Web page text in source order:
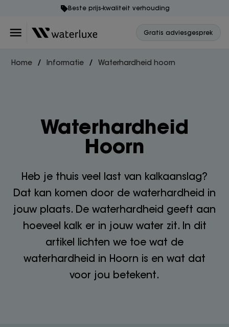
Beste prijs-kwaliteit verhouding
Gratis adviesgesprek
Home Informatie Waterhardheid hoorn
Waterhardheid
Hoorn
Heb je thuis veel last van kalkaanslag?
Dat kan komen door de waterhardheid in
jouw plaats. De waterhardheid geeft aan
hoeveel kalk er in jouw water zit. In dit
artikel lichten we toe wat de
waterhardheid in Hoorn is en wat dat
voor jou betekent.